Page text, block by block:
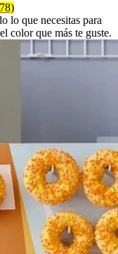
lo que necesitas para
color que más te guste.